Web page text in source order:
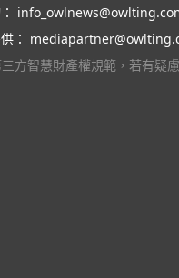
：
方智慧財產權規範，若有疑